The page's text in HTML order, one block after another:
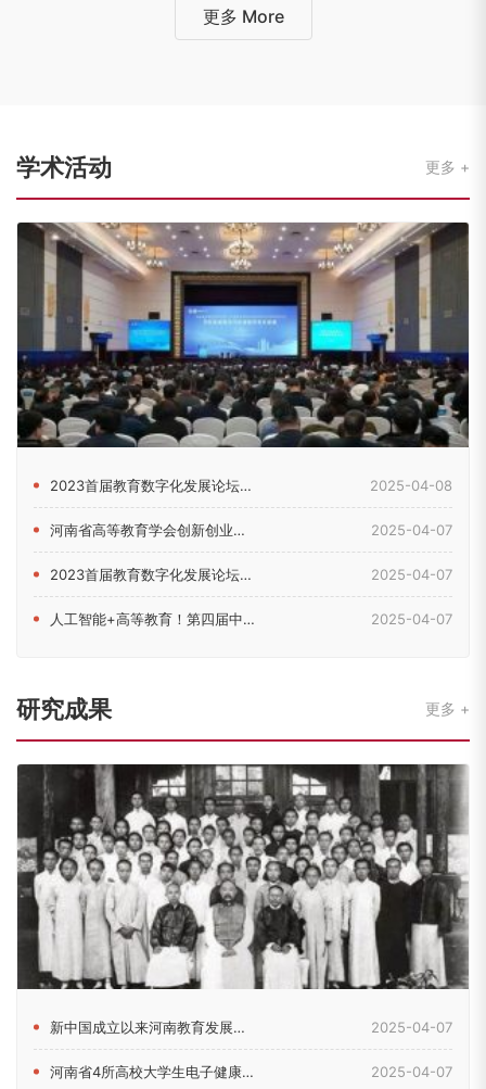
更多 More
学术活动 更多
2023首届教育数字化发展论坛在郑州举行 2025-04-08
河南省高等教育学会创新创业教育分会2024年理事会暨学术年会... 2025-04-07
2023首届教育数字化发展论坛在河南郑州举行 2025-04-07
人工智能+高等教育！第四届中原高等教育（国际）论坛在郑召开 2025-04-07
研究成果 更多
新中国成立以来河南教育发展的历史脉络考察 2025-04-07
河南省4所高校大学生电子健康素养现状及影响因素研究 2025-04-07